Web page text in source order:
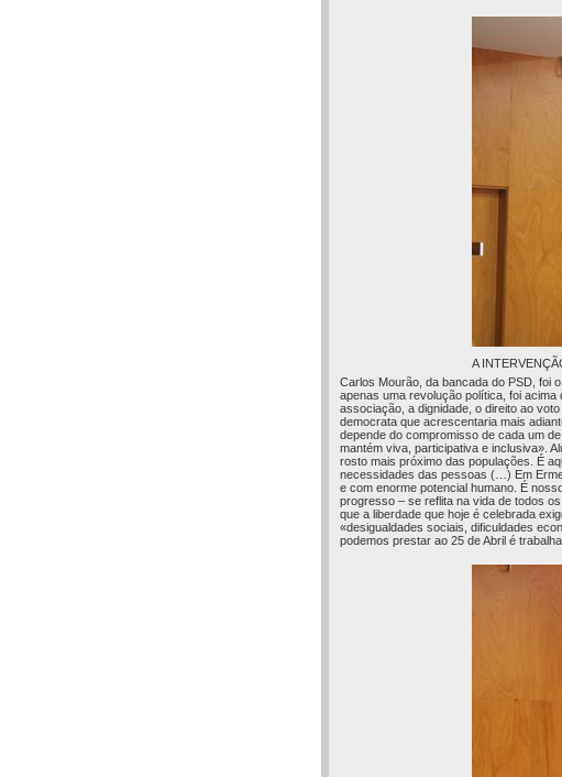
A
Carlos Mourão, da bancada do PSD, foi
apenas uma revolução política, foi
associação, a dignidade, o direito ao
democrata que acrescentaria mais
depende do compromisso de cada um
mantém viva, participativa e inclusiva».
rosto mais próximo das populações. É
necessidades das pessoas (…) Em
e com enorme potencial humano. É
progresso – se reflita na vida de todos
que a liberdade que hoje é celebrada
«desigualdades sociais, dificuldades
podemos prestar ao 25 de Abril é